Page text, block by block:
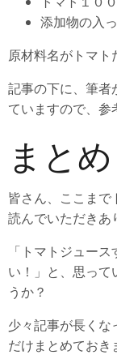
添加物の入
原材料名がトマト
記事の下に、筆者
ていますので、参
まとめ
皆さん、ここまで
読んでいただきあ
「トマトジュー
い！」と、思って
うか？
少々記事が長くな
だけまとめてお